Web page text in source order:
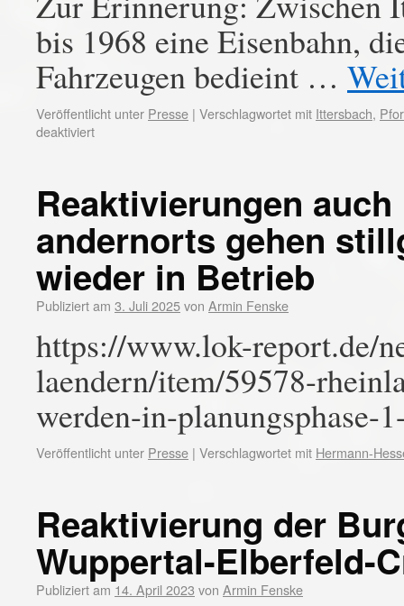
bis 1968 eine Eisenbahn,
Fahrzeugen bedieint …
Veröffentlicht unter Presse | Verschlagwortet mit Ittersbach,
deaktiviert
Reaktivierungen
andernorts gehen
wieder in Betrieb
Publiziert am 3. Juli 2025von Armin Fenske
https://www.lok-report.de/
laendern/item/59578-
werden-in-planungsphase-
Veröffentlicht unter Presse | Verschlagwortet mit Hermann-
Reaktivierung der
Wuppertal-Elberfeld-
Publiziert am 14. April 2023 von Armin Fenske